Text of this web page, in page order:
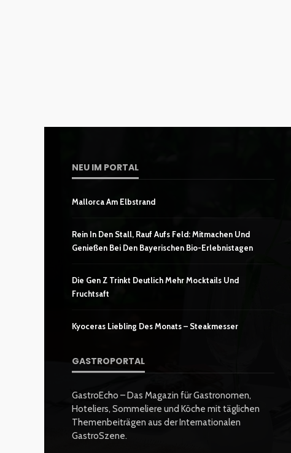
NEU IM PORTAL
Mallorca Am Elbstrand
Rein In Den Stall, Rauf Aufs Feld: Mitmachen Und
Genießen Bei Den Bayerischen Bio-Erlebnistagen
Die Gen Z Trinkt Deutlich Mehr Mocktails Und
Fruchtsaft
Kyoceras Liebling Des Monats – Steakmesser
GASTROPORTAL
GastroEcho – Das Magazin für Gastronomen,
Hoteliers, Sommeliere und Köche mit täglichen
Themenbeiträgen aus der Internationalen
GastroSzene.